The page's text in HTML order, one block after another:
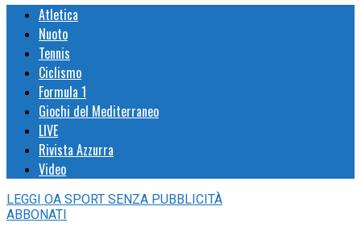
Atletica
Nuoto
Tennis
Ciclismo
Formula 1
Giochi del Mediterraneo
LIVE
Rivista Azzurra
Video
LEGGI OA SPORT SENZA PUBBLICITÀ
ABBONATI